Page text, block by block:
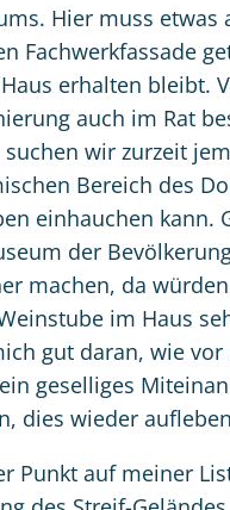
Hier muss etwas
Fachwerkfassade
erhalten bleibt.
auch im Rat
wir zurzeit
Bereich des
einhauchen kann.
der
machen, da
im Haus
gut daran, wie vor
geselliges
dies wieder
Punkt auf meiner